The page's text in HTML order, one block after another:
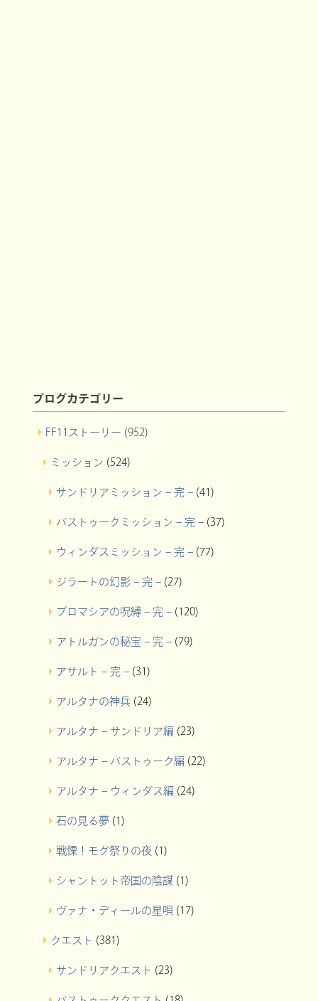
ブログカテゴリー
FF11ストーリー (952)
ミッション (524)
サンドリアミッション – 完 –(41)
バストゥークミッション – 完 –(37)
ウィンダスミッション – 完 –(77)
ジラートの幻影 – 完 –(27)
プロマシアの呪縛 – 完 –(120)
アトルガンの秘宝 – 完 –(79)
アサルト – 完 –(31)
アルタナの神兵(24)
アルタナ – サンドリア編 (23)
アルタナ – バストゥーク編 (22)
アルタナ – ウィンダス編 (24)
石の見る夢 (1)
戦慄！モグ祭りの夜(1)
シャントット帝国の陰謀(1)
ヴァナ・ディールの星唄 (17)
クエスト (381)
サンドリアクエスト (23)